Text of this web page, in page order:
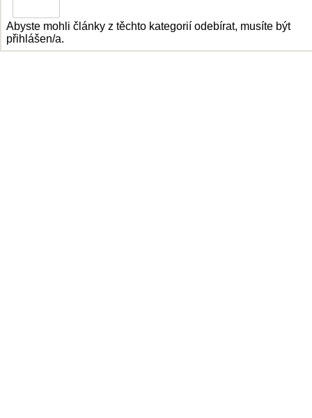
Abyste mohli články z těchto kategorií odebírat, musíte být
přihlášen/a.